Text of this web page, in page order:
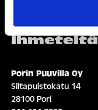
Ihmisiä,
Porin Puuvilla Oy
Siltapuistokatu 14
28100 Pori